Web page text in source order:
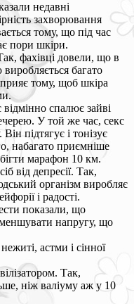
недавні
захворювання
тому, що під час
пори шкіри.
фахівці довели, що в
багато
тому, щоб шкіра
спалює зайві
У той же час, секс
підтягує і тонізує
набагато приємніше
марафон 10 км.
від депресії. Так,
організм виробляє
і радості.
показали, що
напругу, що
астми і сінної
Так,
ніж валіуму аж у 10